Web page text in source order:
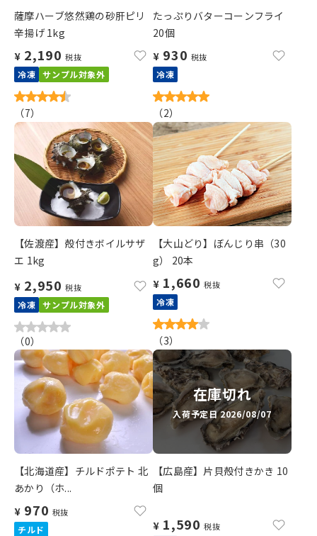
薩摩ハーブ悠然鶏の砂肝ピリ
辛揚げ 1kg
¥ 2,190 税抜
冷凍 サンプル対象外
（7）
たっぷりバターコーンフライ
20個
¥ 930 税抜
冷凍
（2）
【佐渡産】殻付きボイルサザ
エ 1kg
¥ 2,950 税抜
冷凍 サンプル対象外
（0）
【大山どり】ぼんじり串（30
g） 20本
¥ 1,660 税抜
冷凍
（3）
【北海道産】チルドポテト 北
あかり（ホ...
¥ 970 税抜
チルド
在庫切れ
入荷予定日 2026/08/07
【広島産】片貝殻付きかき 10
個
¥ 1,590 税抜